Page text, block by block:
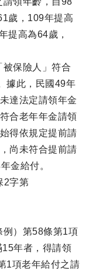
歲，109年提高
提高為64歲，
保險人」符合
據此，民國49年
達法定請領年金
合老年年金請領
得依規定提前請
尚未符合提前請
金給付。
2字第
例）第58條第1項
年者，得請領
1項老年給付之請